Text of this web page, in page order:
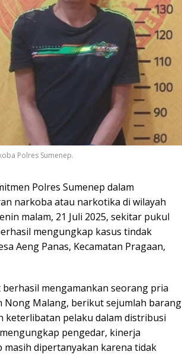
Polres Sumenep.
Polres Sumenep dalam
narkoba atau narkotika di wilayah
malam, 21 Juli 2025, sekitar pukul
mengungkap kasus tindak
Aeng Panas, Kecamatan Pragaan,
mengamankan seorang pria
Nong Malang, berikut sejumlah barang
keterlibatan pelaku dalam distribusi
pengedar, kinerja
masih dipertanyakan karena tidak